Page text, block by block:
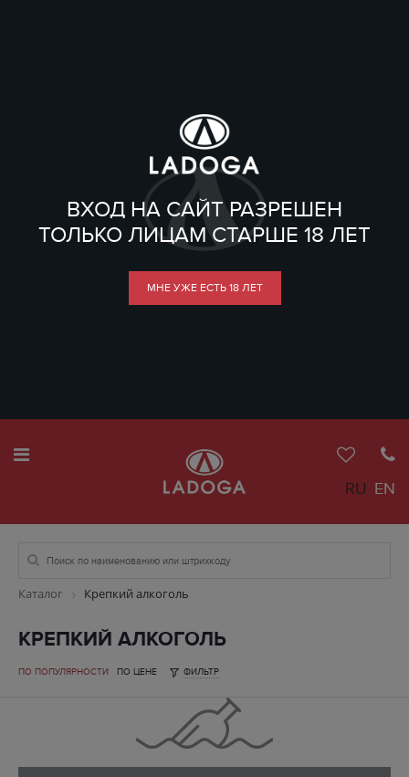
ВХОД НА САЙТ РАЗРЕШЕН
ТОЛЬКО ЛИЦАМ СТАРШЕ 18 ЛЕТ
МНЕ УЖЕ ЕСТЬ 18 ЛЕТ
RU EN
Каталог Крепкий алкоголь
КРЕПКИЙ АЛКОГОЛЬ
ПО ПОПУЛЯРНОСТИ ПО ЦЕНЕ ФИЛЬТР